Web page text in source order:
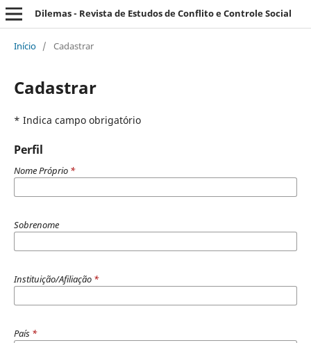
Dilemas - Revista de Estudos de Conflito e Controle Social
Início / Cadastrar
Cadastrar
* Indica campo obrigatório
Perfil
Nome Próprio *
Sobrenome
Instituição/Afiliação *
País *